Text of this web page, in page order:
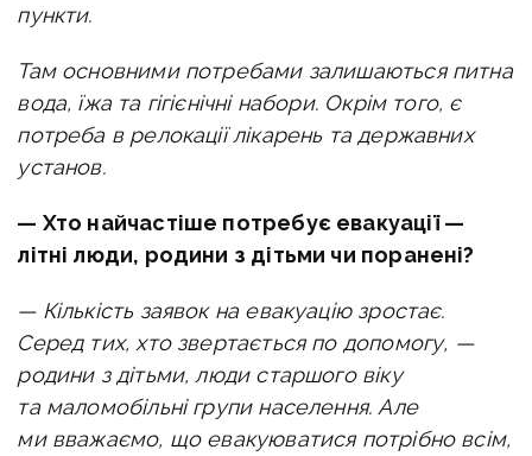
пункти.
Там основними потребами залишаються питна
вода, їжа та гігієнічні набори. Окрім того, є
потреба в релокації лікарень та державних
установ.
— Хто найчастіше потребує евакуації —
літні люди, родини з дітьми чи поранені?
— Кількість заявок на евакуацію зростає.
Серед тих, хто звертається по допомогу, —
родини з дітьми, люди старшого віку
та маломобільні групи населення. Але
ми вважаємо, що евакуюватися потрібно всім,